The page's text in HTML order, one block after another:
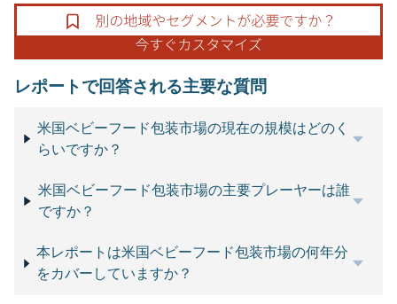
レポートで回答される主要な質問
米国ベビーフード包装市場の現在の規模はどのく
らいですか？
米国ベビーフード包装市場の主要プレーヤーは誰
ですか？
本レポートは米国ベビーフード包装市場の何年分
をカバーしていますか？